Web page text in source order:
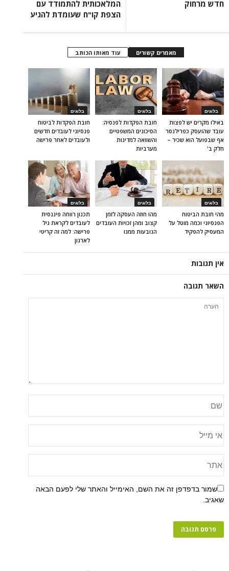
חדש מרחוק
המלאכותית להתמודד עם
הצפת קו"ח שעומדת להגיע
מאמרים קשורים עוד מאותו הכותב
בלוגים
חובת הפקדות לביטוח
פנסיוני לעובדים חדשים
ולעובדים לאחר פרישה
בלוגים
חובת הפקדות לפנסיה:
הסיכונים המשפטיים
והשוואה למדינות
מערביות
בלוגים
באילו מקרים יש לפצות
עובד שהועסק כפרילנסר
אף שבפועל הוא שכיר –
חלק ב'
בלוגים
תכנון רווחה פיננסית
לעובדים לקראת גיל
פרישה: למה זה קריטי
לארגון
בלוגים
מהו חוזה העסקה לזמן
קצוב ומהן זכויות העובדים
הנובעות ממנו
בלוגים
מהי חובת הביטוח
הפנסיוני וכמה מוטל על
המעסיק להפקיד
אין תגובות
השאר תגובה
שמור בדפדפן זה את השם, האימייל והאתר שלי לפעם הבאה
שאגיב.